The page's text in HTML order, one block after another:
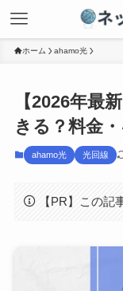
ホーム ahamo光
【2026年最
きる？料金
ahamo光 光回線
【PR】この記